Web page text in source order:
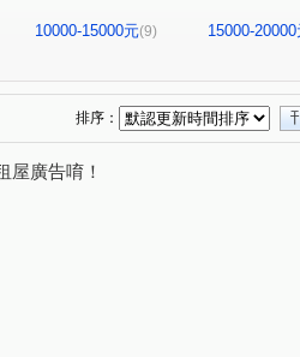
佳展好市佳(1) 傳佳謙里(1)
路一段(1) 自立一街(1) 仁德街(1)
青溪一路(1) 美和路(1)
青
(1) 楊湖路四段(1) 中正一路(1)
(1) 中埔二街
10000-15000元(9)
15000-20000
排序：
屋廣告唷！